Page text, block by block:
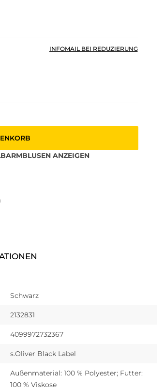
INFOMAIL BEI REDUZIERUNG
ANZEIGEN
Schwarz
2132831
4099972732367
s.Oliver Black Label
Außenmaterial: 100 % Polyester; Futter:
100 % Viskose